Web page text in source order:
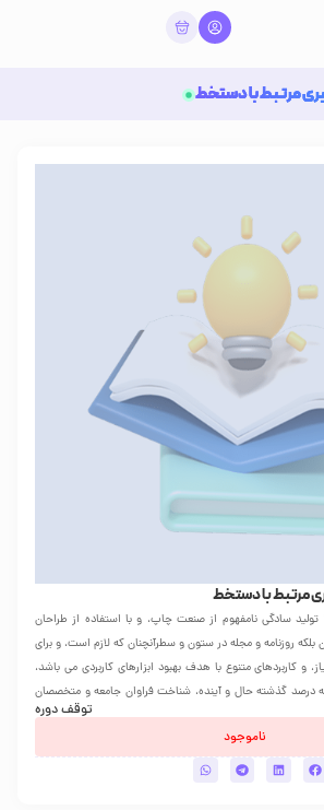
مرتبط با دستخط
مرتبط با دستخط
سادگی نامفهوم از صنعت چاپ، و با استفاده از طراحان
روزنامه و مجله در ستون و سطرآنچنان که لازم است، و برای
و کاربردهای متنوع با هدف بهبود ابزارهای کاربردی می باشد،
درصد گذشته حال و آینده، شناخت فراوان جامعه و متخصصان
توقف دوره
ناموجود